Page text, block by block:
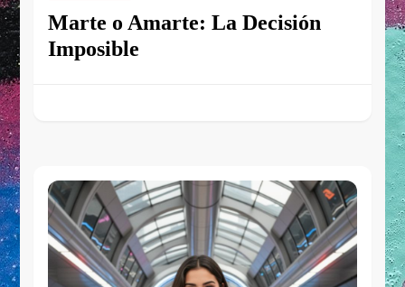
Marte o Amarte: La Decisión
Imposible